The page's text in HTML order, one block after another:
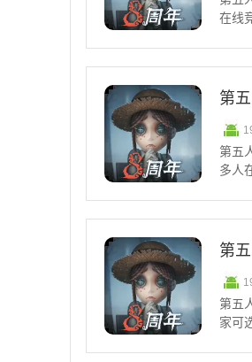
在线
第
第五
多人
第
第五
家可